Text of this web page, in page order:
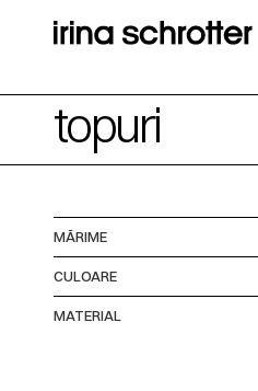
topuri
MĂRIME
CULOARE
MATERIAL